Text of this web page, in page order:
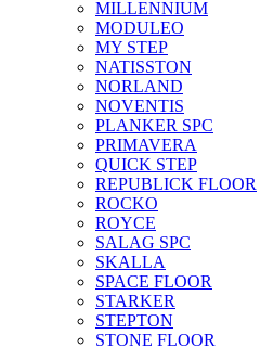
MILLENNIUM
MODULEO
MY STEP
NATISSTON
NORLAND
NOVENTIS
PLANKER SPC
PRIMAVERA
QUICK STEP
REPUBLICK FLOOR
ROCKO
ROYCE
SALAG SPC
SKALLA
SPACE FLOOR
STARKER
STEPTON
STONE FLOOR